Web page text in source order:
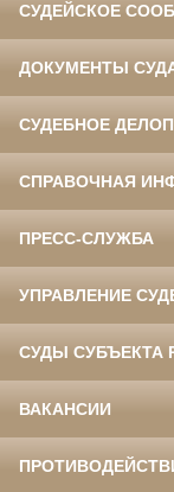
СУДЕЙСКОЕ
ДОКУМЕНТЫ
СУДЕБНОЕ
СПРАВОЧНАЯ
ПРЕСС-СЛУЖБА
УПРАВЛЕНИЕ
СУДЫ СУБЪЕКТА
ВАКАНСИИ